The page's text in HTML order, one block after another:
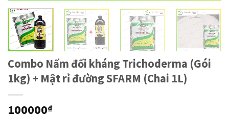
Combo Nấm đối kháng Trichoderma (Gói
1kg) + Mật rỉ đường SFARM (Chai 1L)
100000₫